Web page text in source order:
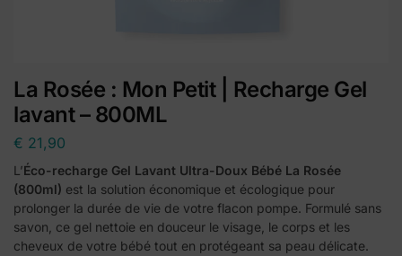
La Rosée : Mon Petit | Recharge Gel
lavant – 800ML
€ 21,90
L’Éco-recharge Gel Lavant Ultra-Doux Bébé La Rosée
(800ml) est la solution économique et écologique pour
prolonger la durée de vie de votre flacon pompe. Formulé sans
savon, ce gel nettoie en douceur le visage, le corps et les
cheveux de votre bébé tout en protégeant sa peau délicate.